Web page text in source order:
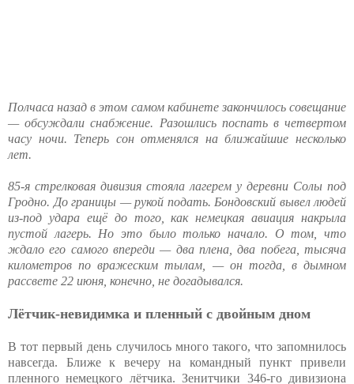
Полчаса назад в этом самом кабинете закончилось совещание
— обсуждали снабжение. Разошлись поспать в четвертом
часу ночи. Теперь сон отменялся на ближайшие несколько
лет.
85-я стрелковая дивизия стояла лагерем у деревни Солы под
Гродно. До границы — рукой подать. Бондовский вывел людей
из-под удара ещё до того, как немецкая авиация накрыла
пустой лагерь. Но это было только начало. О том, что
ждало его самого впереди — два плена, два побега, тысяча
километров по вражеским тылам, — он тогда, в дымном
рассвете 22 июня, конечно, не догадывался.
Лётчик-невидимка и пленный с двойным дном
В тот первый день случилось много такого, что запомнилось
навсегда. Ближе к вечеру на командный пункт привели
пленного немецкого лётчика. Зенитчики 346-го дивизиона